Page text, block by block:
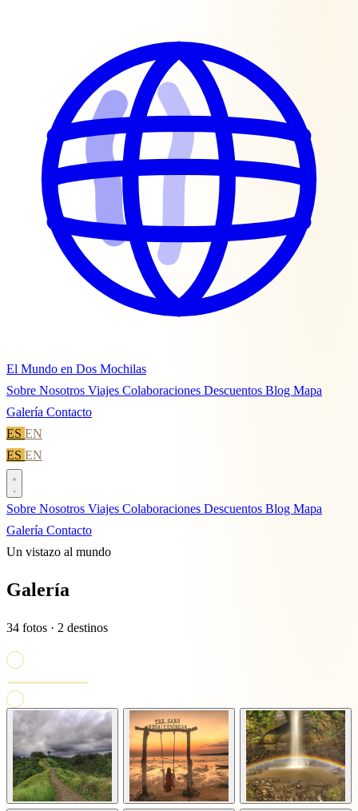
El Mundo en Dos Mochilas
Sobre Nosotros Viajes Colaboraciones Descuentos Blog Mapa
Galería Contacto
ES EN
ES EN
Sobre Nosotros Viajes Colaboraciones Descuentos Blog Mapa
Galería Contacto
Un vistazo al mundo
Galería
34 fotos · 2 destinos